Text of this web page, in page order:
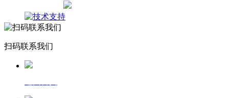
扫码联系我们